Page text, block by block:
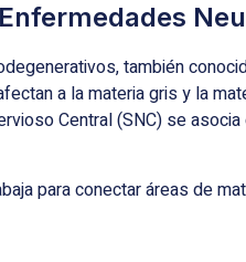
también
a la materia gris y la
Central (SNC) se
para conectar áreas de